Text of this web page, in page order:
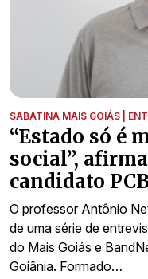
SABATINA MAIS GOIÁS |
“Estado só é
social”,
candidato
O professor Antônio
de uma série de
do Mais Goiás e
Goiânia. Formado…